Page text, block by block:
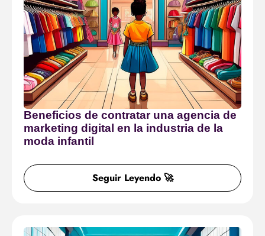
Beneficios de contratar una agencia de
marketing digital en la industria de la
moda infantil
Seguir Leyendo 🚀